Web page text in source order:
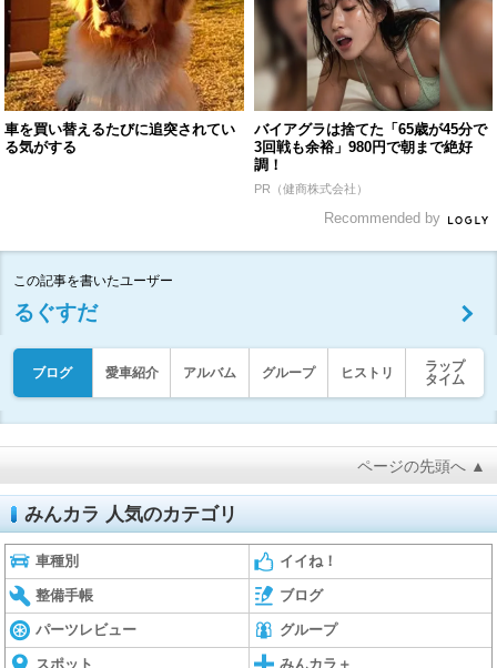
車を買い替えるたびに追突されてい
る気がする
バイアグラは捨てた「65歳が45分で
3回戦も余裕」980円で朝まで絶好
調！
PR（健商株式会社）
Recommended by
この記事を書いたユーザー
るぐすだ
ブログ 愛車紹介 アルバム グループ ヒストリ
ラップ
タイム
ページの先頭へ ▲
みんカラ 人気のカテゴリ
車種別 イイね！
整備手帳 ブログ
パーツレビュー グループ
スポット みんカラ＋